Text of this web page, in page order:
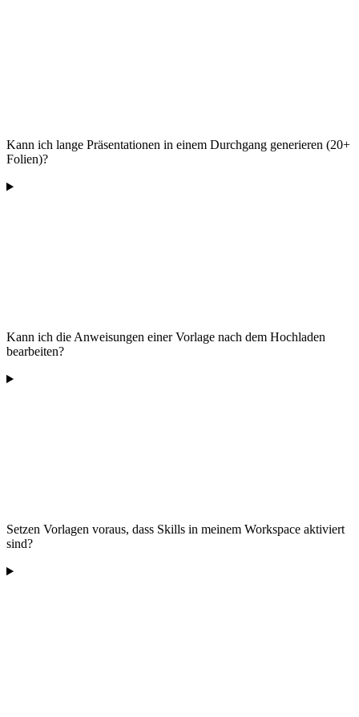
Kann ich lange Präsentationen in einem Durchgang generieren (20+
Folien)?
Kann ich die Anweisungen einer Vorlage nach dem Hochladen
bearbeiten?
Setzen Vorlagen voraus, dass Skills in meinem Workspace aktiviert
sind?